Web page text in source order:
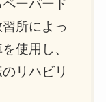
ーパード
所によっ
使用し、
リハビリ